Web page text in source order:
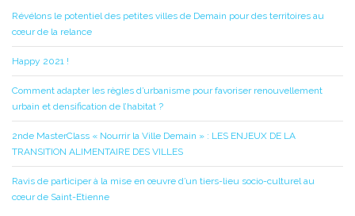
Révélons le potentiel des petites villes de Demain pour des territoires au
cœur de la relance
Happy 2021 !
Comment adapter les règles d’urbanisme pour favoriser renouvellement
urbain et densification de l’habitat ?
2nde MasterClass « Nourrir la Ville Demain » : LES ENJEUX DE LA
TRANSITION ALIMENTAIRE DES VILLES
Ravis de participer à la mise en œuvre d’un tiers-lieu socio-culturel au
cœur de Saint-Etienne